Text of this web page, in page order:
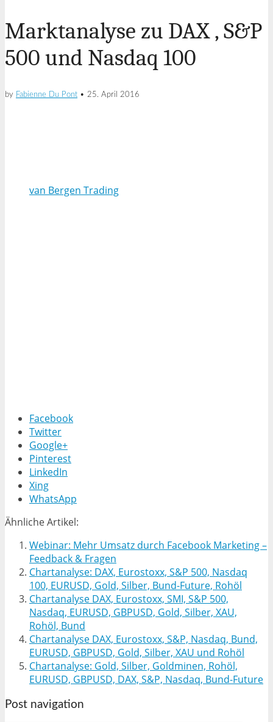
Marktanalyse zu DAX , S&P
500 und Nasdaq 100
by Fabienne Du Pont • 25. April 2016
van Bergen Trading
Facebook
Twitter
Google+
Pinterest
LinkedIn
Xing
WhatsApp
Ähnliche Artikel:
Webinar: Mehr Umsatz durch Facebook Marketing –
Feedback & Fragen
Chartanalyse: DAX, Eurostoxx, S&P 500, Nasdaq
100, EURUSD, Gold, Silber, Bund-Future, Rohöl
Chartanalyse DAX, Eurostoxx, SMI, S&P 500,
Nasdaq, EURUSD, GBPUSD, Gold, Silber, XAU,
Rohöl, Bund
Chartanalyse DAX, Eurostoxx, S&P, Nasdaq, Bund,
EURUSD, GBPUSD, Gold, Silber, XAU und Rohöl
Chartanalyse: Gold, Silber, Goldminen, Rohöl,
EURUSD, GBPUSD, DAX, S&P, Nasdaq, Bund-Future
Post navigation